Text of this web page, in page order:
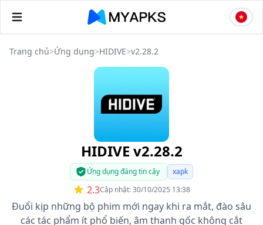
Trang chủ>Ứng dụng>HIDIVE>v2.28.2
HIDIVE v2.28.2
Ứng dụng đáng tin cậy xapk
2.3Cập nhật: 30/10/2025 13:38
Đuổi kịp những bộ phim mới ngay khi ra mắt, đào sâu
các tác phẩm ít phổ biến, âm thanh gốc không cắt